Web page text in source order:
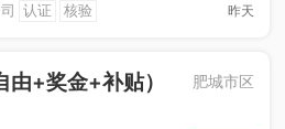
认证 核验 昨天
+奖金+补贴） 肥城市区